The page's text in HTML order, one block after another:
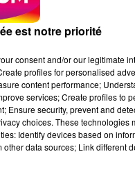
tabou pendant de
de société…
de 40 ans, mis en
à plusieurs
et de la
des maux de tête, des
est notre priorité
consent and/or our legitimate
profiles for personalised
content performance;
services; Create profiles to
Ensure security, prevent and
choices. These technologies
Identify devices based on
data sources; Link different